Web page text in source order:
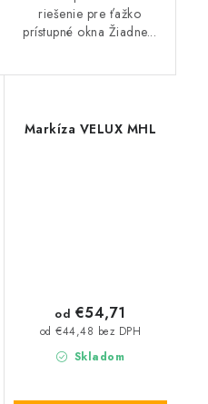
riešenie pre ťažko
prístupné okna Žiadne...
Markíza VELUX MHL
Skladom
od €44,48 bez DPH
od €54,71